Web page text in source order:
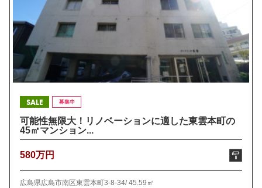
SALE 募集中
可能性無限大！リノベーションに適した東雲本町の
45㎡マンション...
580万円
広島県広島市南区東雲本町3-8-34/45.59㎡